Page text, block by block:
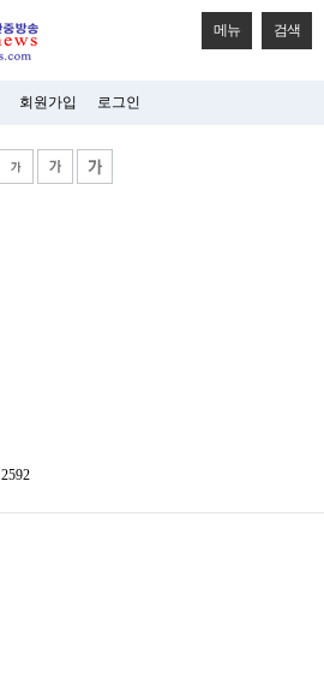
메뉴 검색
회원가입 로그인
2592